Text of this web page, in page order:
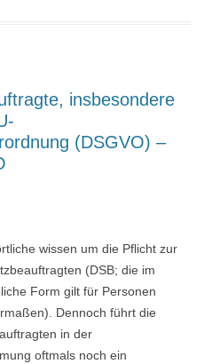
insbesondere
(DSGVO) –
wissen um die Pflicht zur
(DSB; die im
Form gilt für Personen
Dennoch führt die
in der
oftmals noch ein